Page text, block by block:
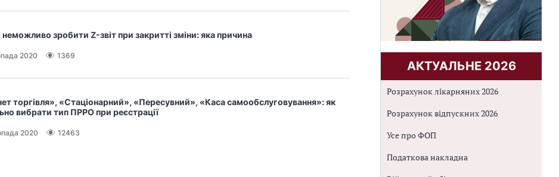
зробити Z-звіт при закритті зміни: яка причина
2020 1369
торгівля», «Стаціонарний», «Пересувний», «Каса самообслуговування»: як
вибрати тип ПРРО при реєстрації
2020 12463
АКТУАЛЬНЕ 2026
Розрахунок лікарняних 2026
Розрахунок відпускних 2026
Усе про ФОП
Податкова накладна